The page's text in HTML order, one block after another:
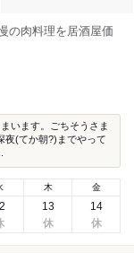
の肉料理を居酒屋価
います。ごちそうさま
(てか朝?)までやって
木
13
金
14